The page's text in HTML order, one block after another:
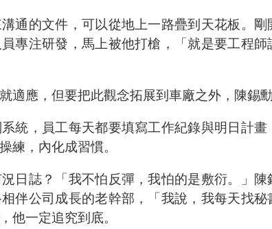
通的文件，可以從地上一路疊到天花板。
專注研發，馬上被他打槍，「就是要工程
適應，但要把此觀念拓展到車廠之外，陳錫勳
統，員工每天都要填寫工作紀錄與明日計
練，內化成習慣。
日誌？「我不怕反彈，我怕的是敷衍。」
伴公司成長的老幹部，「我說，我每天找
他一定追究到底。